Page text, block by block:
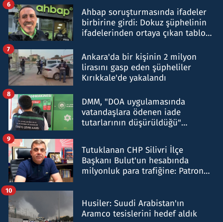
Ahbap soruşturmasında ifadeler
birbirine girdi: Dokuz şüphelinin
ifadelerinden ortaya çıkan tablo
6
Ankara'da bir kişinin 2 milyon
lirasını gasp eden şüpheliler
Kırıkkale'de yakalandı
7
DMM, "DOA uygulamasında
vatandaşlara ödenen iade
tutarlarının düşürüldüğü"
8
Tutuklanan CHP Silivri İlçe
Başkanı Bulut'un hesabında
milyonluk para trafiğine: Patron
9
Husiler: Suudi Arabistan'ın
Aramco tesislerini hedef aldık
10